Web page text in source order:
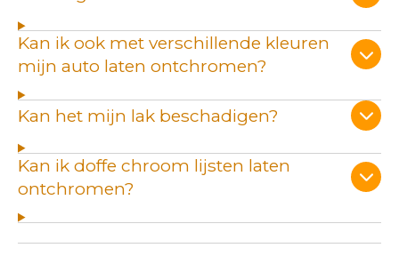
Kan ik ook met verschillende kleuren
mijn auto laten ontchromen?
Kan het mijn lak beschadigen?
Kan ik doffe chroom lijsten laten
ontchromen?